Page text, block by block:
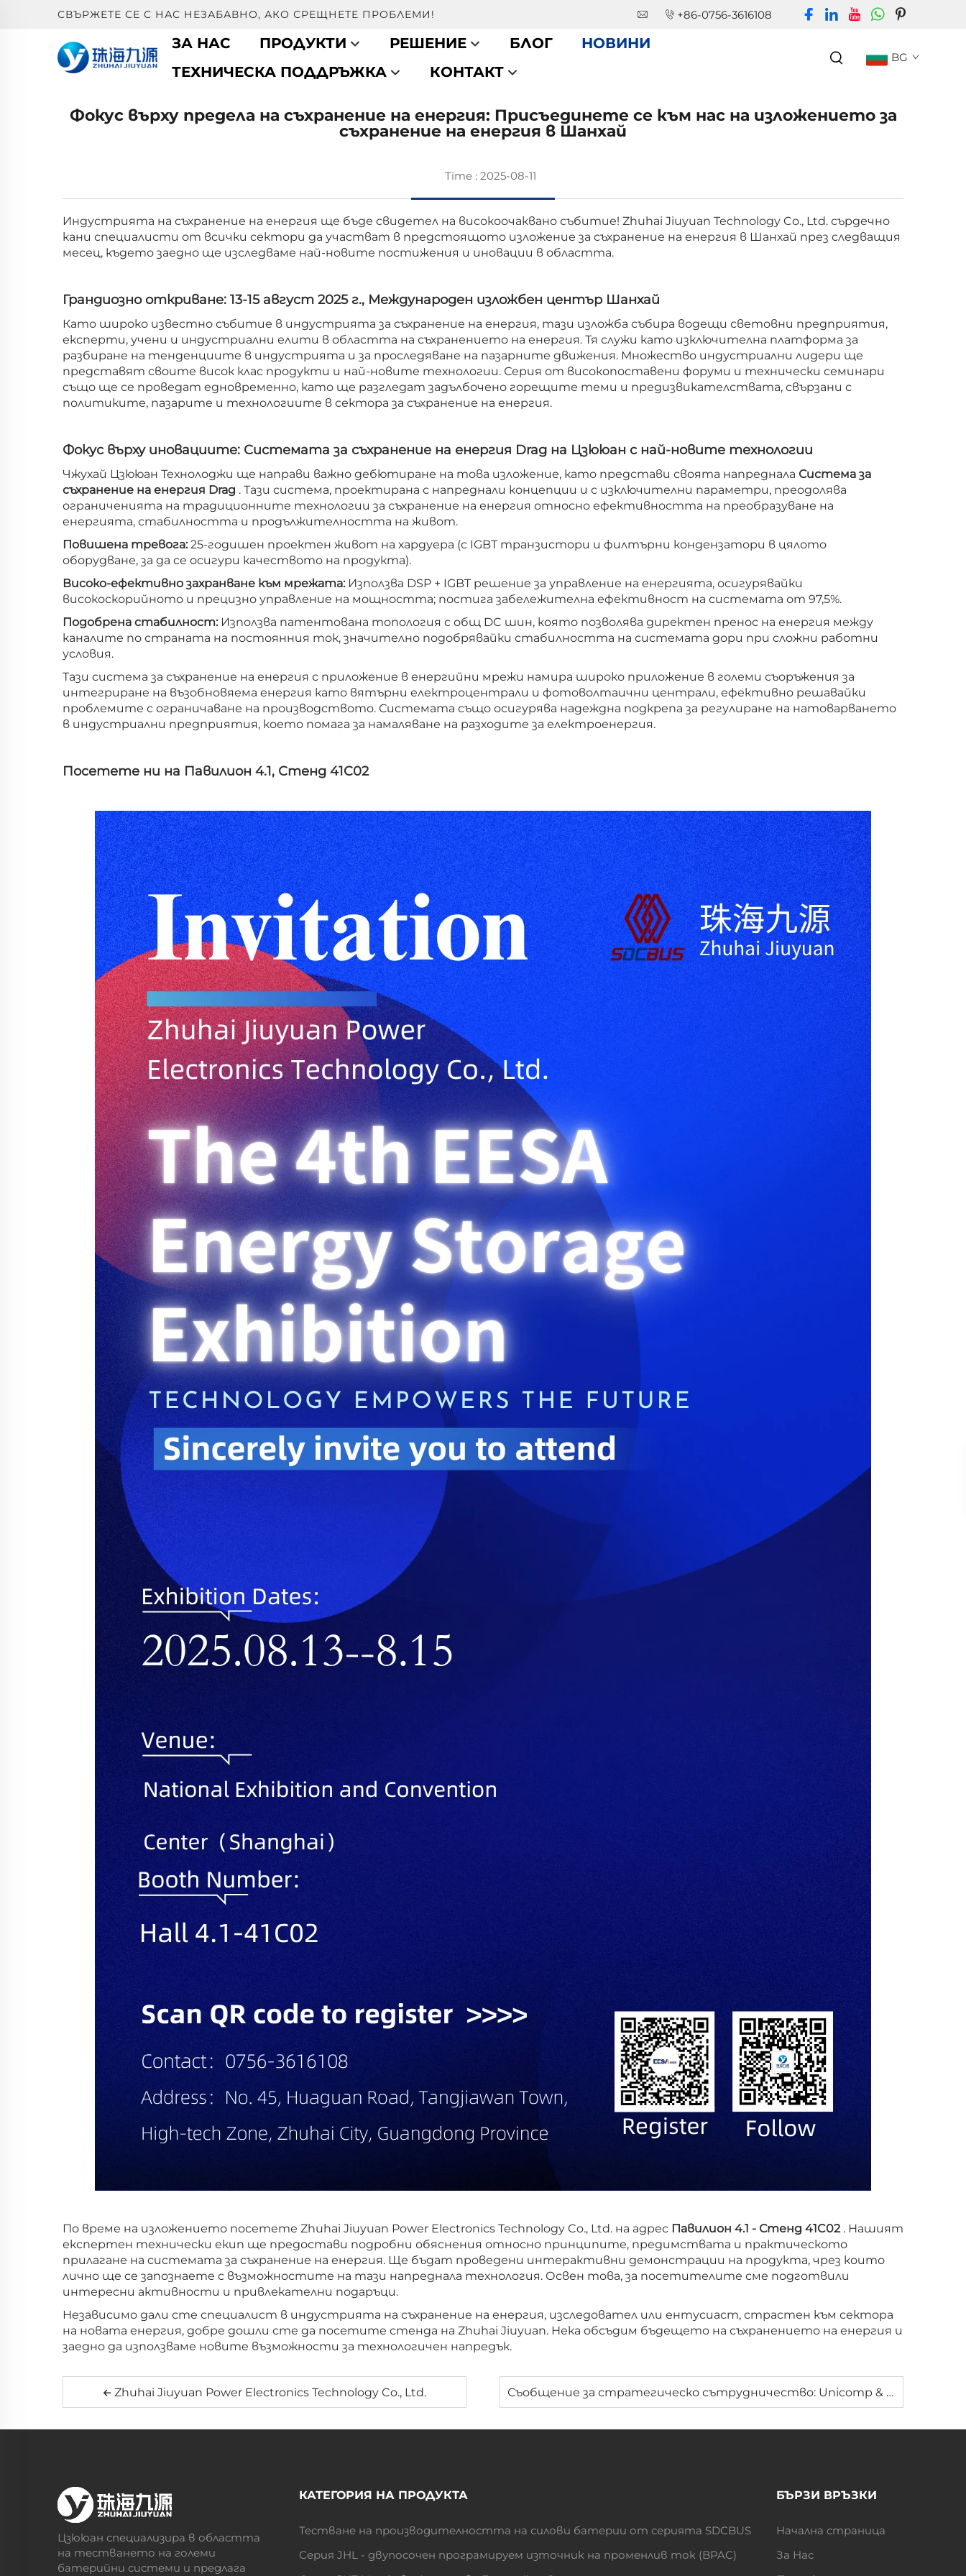
СВЪРЖЕТЕ СЕ С НАС НЕЗАБАВНО, АКО СРЕЩНЕТЕ ПРОБЛЕМИ! +86-0756-3616108
ЗА НАС ПРОДУКТИ РЕШЕНИЕ БЛОГ
НОВИНИ
ТЕХНИЧЕСКА ПОДДРЪЖКА
КОНТАКТ
BG
Фокус върху предела на съхранение на енергия: Присъединете се към нас на изложението за
съхранение на енергия в Шанхай
Time : 2025-08-11
Индустрията на съхранение на енергия ще бъде свидетел на високоочаквано събитие! Zhuhai Jiuyuan Technology Co., Ltd. сърдечно
кани специалисти от всички сектори да участват в предстоящото изложение за съхранение на енергия в Шанхай през следващия
месец, където заедно ще изследваме най-новите постижения и иновации в областта.
Грандиозно откриване: 13-15 август 2025 г., Международен изложбен център Шанхай
Като широко известно събитие в индустрията за съхранение на енергия, тази изложба събира водещи световни предприятия,
експерти, учени и индустриални елити в областта на съхранението на енергия. Тя служи като изключителна платформа за
разбиране на тенденциите в индустрията и за проследяване на пазарните движения. Множество индустриални лидери ще
представят своите висок клас продукти и най-новите технологии. Серия от високопоставени форуми и технически семинари
също ще се проведат едновременно, като ще разгледат задълбочено горещите теми и предизвикателствата, свързани с
политиките, пазарите и технологиите в сектора за съхранение на енергия.
Фокус върху иновациите: Системата за съхранение на енергия Drag на Цзююан с най-новите технологии
Чжухай Цзююан Технолоджи ще направи важно дебютиране на това изложение, като представи своята напреднала Система за
съхранение на енергия Drag . Тази система, проектирана с напреднали концепции и с изключителни параметри, преодолява
ограниченията на традиционните технологии за съхранение на енергия относно ефективността на преобразуване на
енергията, стабилността и продължителността на живот.
Повишена тревога: 25-годишен проектен живот на хардуера (с IGBT транзистори и филтърни кондензатори в цялото
оборудване, за да се осигури качеството на продукта).
Високо-ефективно захранване към мрежата: Използва DSP + IGBT решениe за управление на енергията, осигурявайки
високоскорийното и прецизно управление на мощността; постига забележителна ефективност на системата от 97,5%.
Подобрена стабилност: Използва патентована топология с общ DC шин, която позволява директен пренос на енергия между
каналите по страната на постоянния ток, значително подобрявайки стабилността на системата дори при сложни работни
условия.
Тази система за съхранение на енергия с приложение в енергийни мрежи намира широко приложение в големи съоръжения за
интегриране на възобновяема енергия като вятърни електроцентрали и фотоволтаични централи, ефективно решавайки
проблемите с ограничаване на производството. Системата също осигурява надеждна подкрепа за регулиране на натоварването
в индустриални предприятия, което помага за намаляване на разходите за електроенергия.
Посетете ни на Павилион 4.1, Стенд 41C02
По време на изложението посетете Zhuhai Jiuyuan Power Electronics Technology Co., Ltd. на адрес Павилион 4.1 - Стенд 41C02 . Нашият
експертен технически екип ще предостави подробни обяснения относно принципите, предимствата и практическото
прилагане на системата за съхранение на енергия. Ще бъдат проведени интерактивни демонстрации на продукта, чрез които
лично ще се запознаете с възможностите на тази напреднала технология. Освен това, за посетителите сме подготвили
интересни активности и привлекателни подаръци.
Независимо дали сте специалист в индустрията на съхранение на енергия, изследовател или ентусиаст, страстен към сектора
на новата енергия, добре дошли сте да посетите стенда на Zhuhai Jiuyuan. Нека обсъдим бъдещето на съхранението на енергия и
заедно да използваме новите възможности за технологичен напредък.
Zhuhai Jiuyuan Power Electronics Technology Co., Ltd. Съобщение за стратегическо сътрудничество: Unicomp & Zhuhai Jiuyuan се присъединяват към общо бъдеще
Цзююан специализира в областта
на тестването на големи
батерийни системи и предлага
КАТЕГОРИЯ НА ПРОДУКТА
Тестване на производителността на силови батерии от серията SDCBUS
Серия JHL - двупосочен програмируем източник на променлив ток (BPAC)
БЪРЗИ ВРЪЗКИ
Начална страница
За Нас